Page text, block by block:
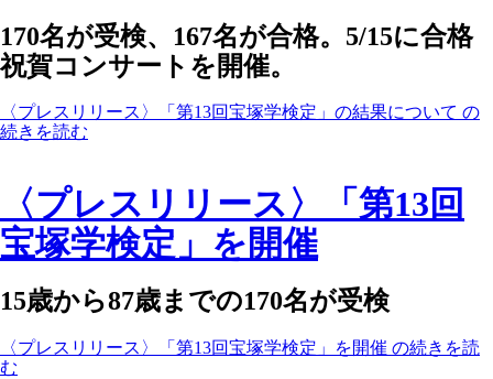
170名が受検、167名が合格。5/15に合格
祝賀コンサートを開催。
〈プレスリリース〉「第13回宝塚学検定」の結果について の
続きを読む
〈プレスリリース〉「第13回
宝塚学検定」を開催
15歳から87歳までの170名が受検
〈プレスリリース〉「第13回宝塚学検定」を開催 の続きを読
む